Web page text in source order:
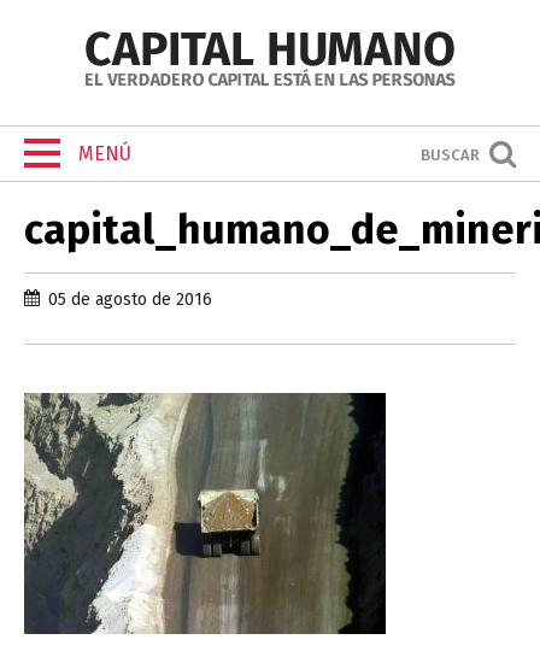
MENÚ BUSCAR
05 de agosto de 2016